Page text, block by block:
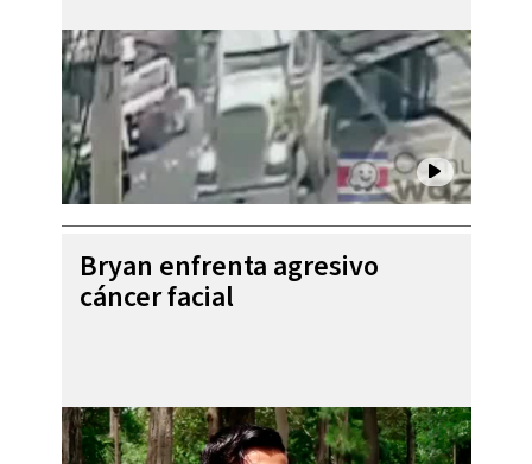
Bryan enfrenta agresivo
cáncer facial